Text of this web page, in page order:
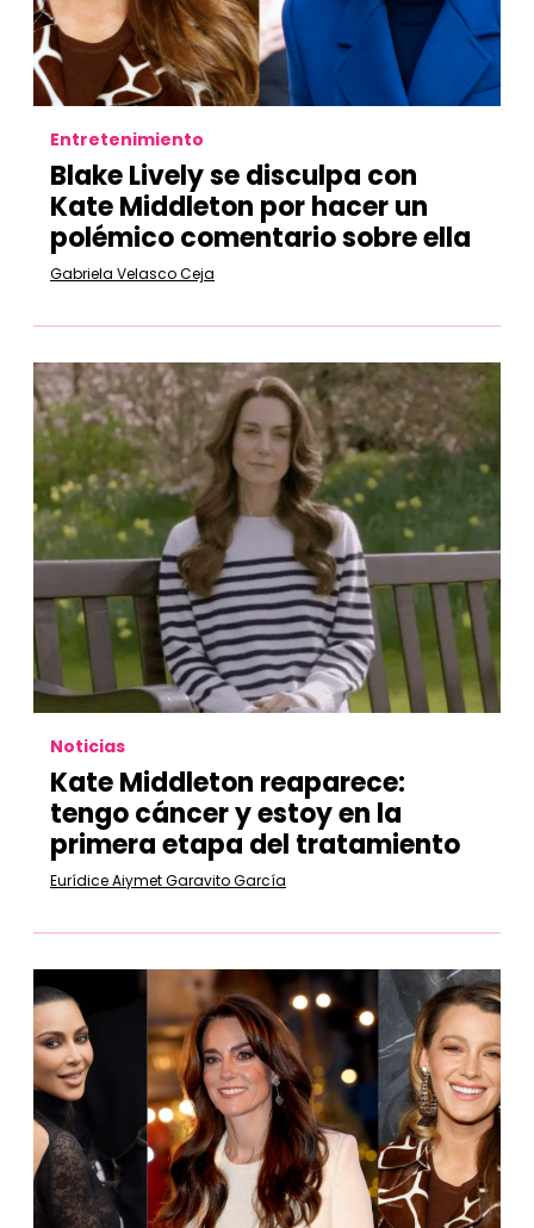
Entretenimiento
Blake Lively se disculpa con
Kate Middleton por hacer un
polémico comentario sobre ella
Gabriela Velasco Ceja
Noticias
Kate Middleton reaparece:
tengo cáncer y estoy en la
primera etapa del tratamiento
Eurídice Aiymet Garavito García